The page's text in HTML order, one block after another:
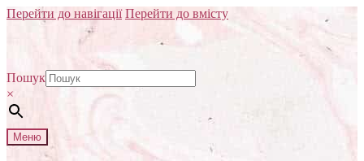
Перейти до навігації Перейти до вмісту
Пошук
×
Меню